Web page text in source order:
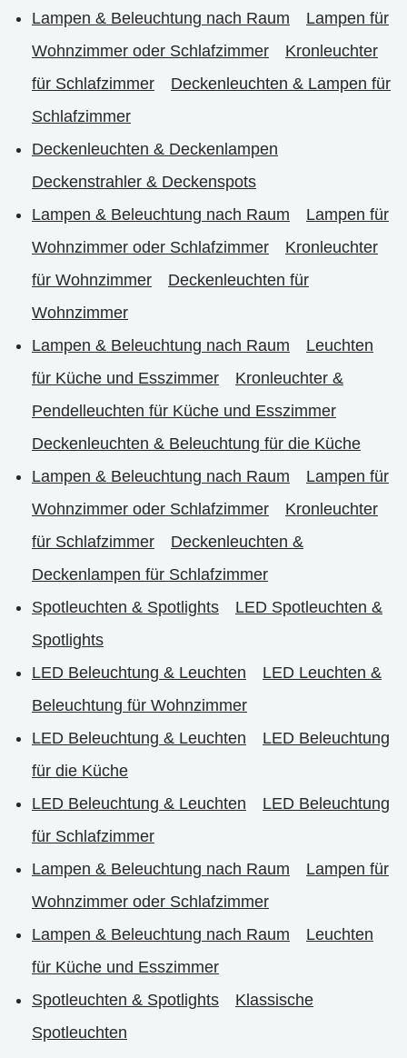
Lampen & Beleuchtung nach Raum
Lampen für
Wohnzimmer oder Schlafzimmer
Kronleuchter
für Schlafzimmer
Deckenleuchten & Lampen für
Schlafzimmer
Deckenleuchten & Deckenlampen
Deckenstrahler & Deckenspots
Lampen & Beleuchtung nach Raum
Lampen für
Wohnzimmer oder Schlafzimmer
Kronleuchter
für Wohnzimmer
Deckenleuchten für
Wohnzimmer
Lampen & Beleuchtung nach Raum
Leuchten
für Küche und Esszimmer
Kronleuchter &
Pendelleuchten für Küche und Esszimmer
Deckenleuchten & Beleuchtung für die Küche
Lampen & Beleuchtung nach Raum
Lampen für
Wohnzimmer oder Schlafzimmer
Kronleuchter
für Schlafzimmer
Deckenleuchten &
Deckenlampen für Schlafzimmer
Spotleuchten & Spotlights
LED Spotleuchten &
Spotlights
LED Beleuchtung & Leuchten
LED Leuchten &
Beleuchtung für Wohnzimmer
LED Beleuchtung & Leuchten
LED Beleuchtung
für die Küche
LED Beleuchtung & Leuchten
LED Beleuchtung
für Schlafzimmer
Lampen & Beleuchtung nach Raum
Lampen für
Wohnzimmer oder Schlafzimmer
Lampen & Beleuchtung nach Raum
Leuchten
für Küche und Esszimmer
Spotleuchten & Spotlights
Klassische
Spotleuchten